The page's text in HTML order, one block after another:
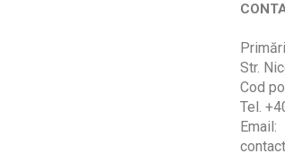
Str.
Cod
Tel.
Email: